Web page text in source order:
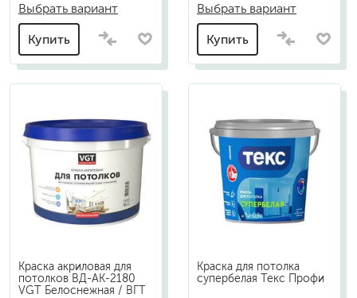
Выбрать вариант
Купить
Выбрать вариант
Купить
Краска акриловая для
потолков ВД-АК-2180
VGT Белоснежная / ВГТ
Краска для потолка
супербелая Текс Профи